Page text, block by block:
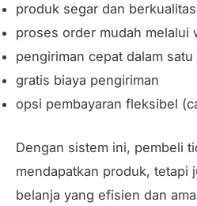
produk segar dan berkualitas
proses order mudah melalui
pengiriman cepat dalam satu
gratis biaya pengiriman
opsi pembayaran fleksibel
Dengan sistem ini, pembeli
mendapatkan produk, tetapi
belanja yang efisien dan